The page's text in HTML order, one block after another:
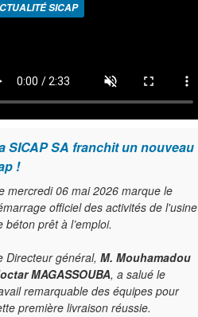
SICAP
SICAP SA franchit un nouveau
!
mercredi 06 mai 2026 marque le
officiel des activités de l'usine
béton prêt à l’emploi.
Directeur général, M. Mouhamadou
MAGASSOUBA, a salué le
remarquable des équipes pour
première livraison réussie.